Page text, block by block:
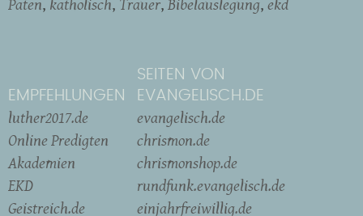
EMPFEHLUNGEN
luther2017.de
Online Predigten
Akademien
EKD
Geistreich.de
SEITEN VON
EVANGELISCH.DE
evangelisch.de
chrismon.de
chrismonshop.de
rundfunk.evangelisch.de
einjahrfreiwillig.de